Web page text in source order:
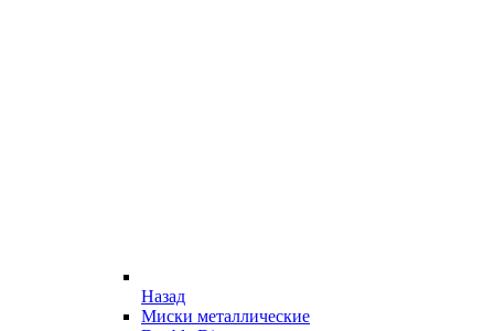
Назад
Миски металлические